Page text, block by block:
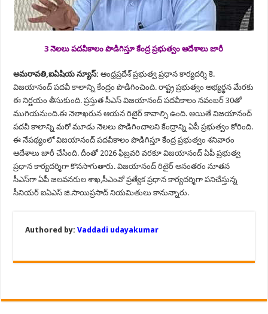
3 నెలలు పదవీకాలం పొడిగిస్తూ కేంద్ర ప్రభుత్వం ఆదేశాలు జారీ
అమరావతి,ఐఏషియ న్యూస్: ఆంధ్రప్రదేశ్ ప్రభుత్వ ప్రధాన కార్యదర్శి కె.
విజయానంద్ పదవీ కాలాన్ని కేంద్రం పొడిగించింది. రాష్ట్ర ప్రభుత్వం అభ్యర్థన మేరకు
ఈ నిర్ణయం తీసుకుంది. ప్రస్తుత సీఎస్ విజయానంద్ పదవీకాలం నవంబర్ 30తో
ముగియనుంది.ఈ నెలాఖరున ఆయన రిటైర్ కావాల్సి ఉంది. అయితే విజయానంద్
పదవీ కాలాన్ని మరో మూడు నెలలు పొడిగించాలని కేంద్రాన్ని ఏపీ ప్రభుత్వం కోరింది.
ఈ నేపథ్యంలో విజయానంద్ పదవీకాలం పొడిగిస్తూ కేంద్ర ప్రభుత్వం శనివారం
ఆదేశాలు జారీ చేసింది. దీంతో 2026 ఫిబ్రవరి వరకూ విజయానంద్ ఏపీ ప్రభుత్వ
ప్రధాన కార్యదర్శిగా కొనసాగుతారు. విజయానంద్ రిటైర్ అనంతరం నూతన
సీఎస్‌గా ఏపీ జలవనరుల శాఖ,సీఎంవో ప్రత్యేక ప్రధాన కార్యదర్శిగా పనిచేస్తున్న
సీనియర్ ఐఏఎస్ జి.సాయిప్రసాద్‌ నియమితులు కానున్నారు.
Authored by:Vaddadi udayakumar